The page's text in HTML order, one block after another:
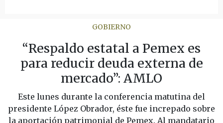
GOBIERNO
“Respaldo estatal a Pemex es
para reducir deuda externa de
mercado”: AMLO
Este lunes durante la conferencia matutina del
presidente López Obrador, éste fue increpado sobre
la aportación patrimonial de Pemex. Al mandatario